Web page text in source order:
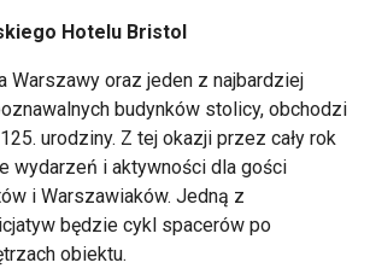
Hotelu Bristol
Warszawy oraz jeden z najbardziej
budynków stolicy, obchodzi
urodziny. Z tej okazji przez cały rok
wydarzeń i aktywności dla gości
i Warszawiaków. Jedną z
będzie cykl spacerów po
obiektu.